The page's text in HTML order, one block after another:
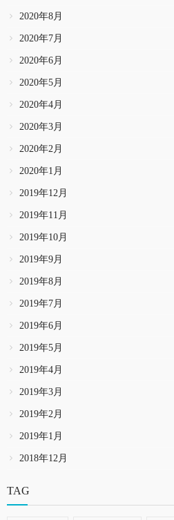
2020年8月
2020年7月
2020年6月
2020年5月
2020年4月
2020年3月
2020年2月
2020年1月
2019年12月
2019年11月
2019年10月
2019年9月
2019年8月
2019年7月
2019年6月
2019年5月
2019年4月
2019年3月
2019年2月
2019年1月
2018年12月
TAG